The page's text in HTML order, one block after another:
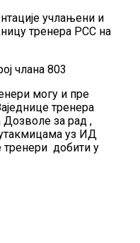
учлањени и
тренера РСС на
члана 803
могу и пре
тренера
Дозволе за рад ,
уз ИД
добити у